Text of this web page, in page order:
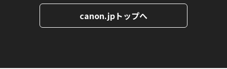
canon.jpトップへ